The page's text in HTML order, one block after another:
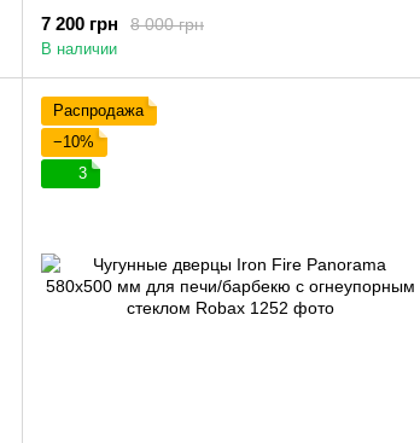
8 000 грн
7 200 грн
В наличии
Распродажа
−10%
3